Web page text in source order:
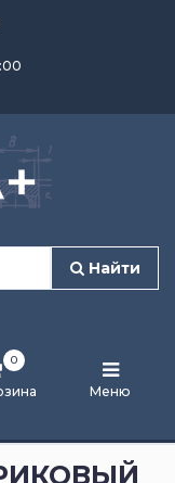
Найти
0
Меню